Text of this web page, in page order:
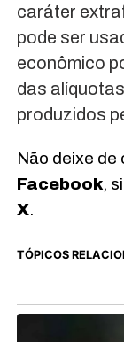
caráter
pode ser
econômico
das
produzidos
Não deixe de
Facebook,
X.
TÓPICOS